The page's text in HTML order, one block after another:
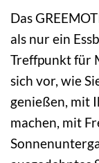
Das
als nur ein
Treffpunkt für
sich vor, wie
genießen, mit
machen, mit